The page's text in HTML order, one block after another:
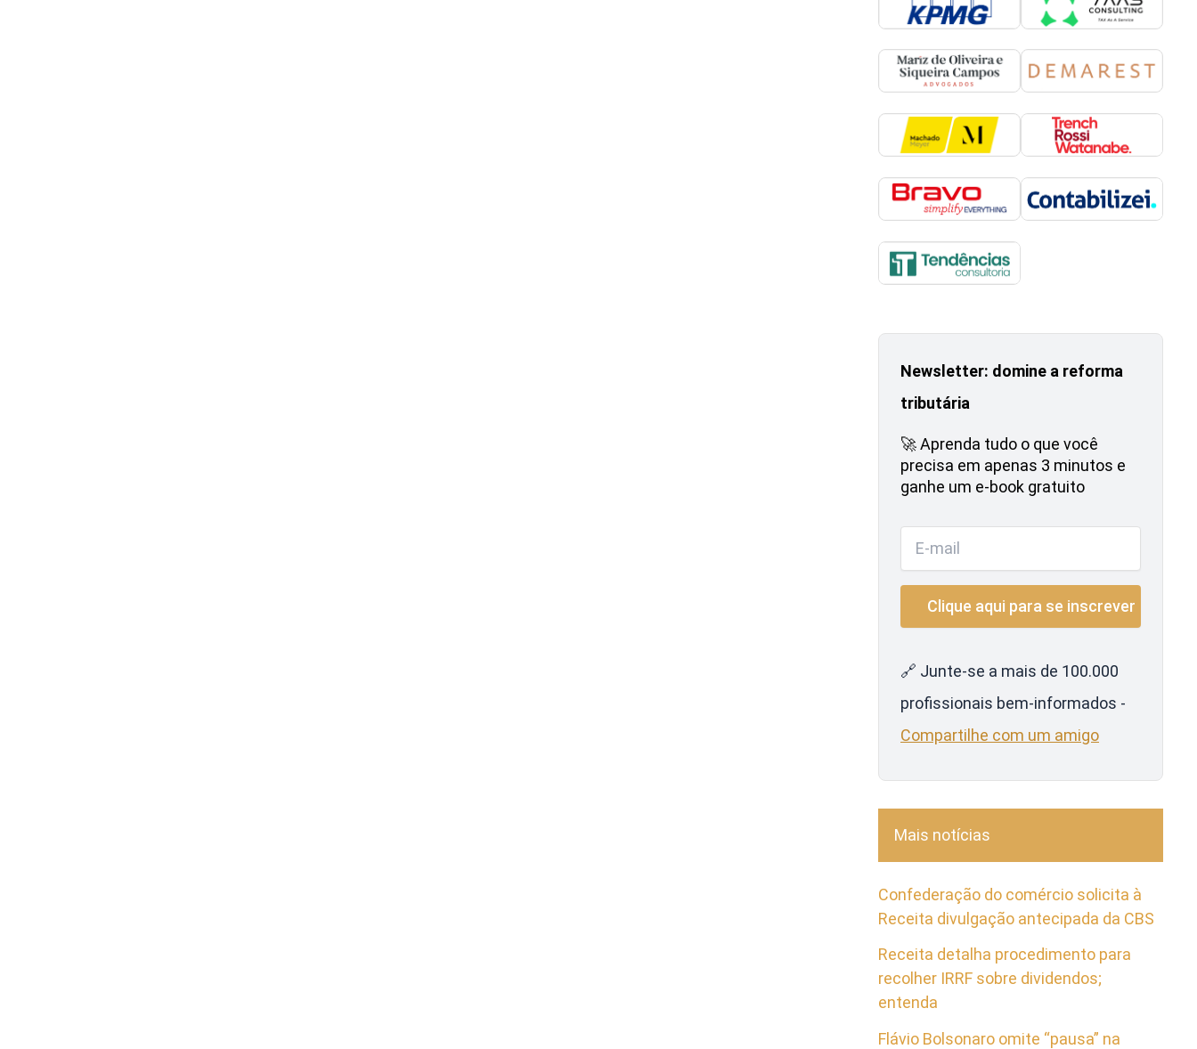
Newsletter: domine a reforma
tributária
🚀 Aprenda tudo o que você
precisa em apenas 3 minutos e
ganhe um e-book gratuito
🔗 Junte-se a mais de 100.000
profissionais bem-informados -
Compartilhe com um amigo
Mais notícias
Confederação do comércio solicita à
Receita divulgação antecipada da CBS
Receita detalha procedimento para
recolher IRRF sobre dividendos;
entenda
Flávio Bolsonaro omite “pausa” na